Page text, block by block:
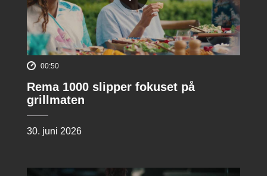
00:50
Rema 1000 slipper fokuset på
grillmaten
30. juni 2026